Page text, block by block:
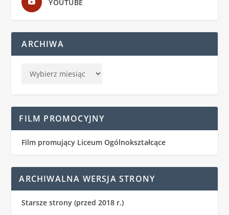
YOUTUBE
ARCHIWA
FILM PROMOCYJNY
Film promujący Liceum Ogólnokształcące
ARCHIWALNA WERSJA STRONY
Starsze strony (przed 2018 r.)